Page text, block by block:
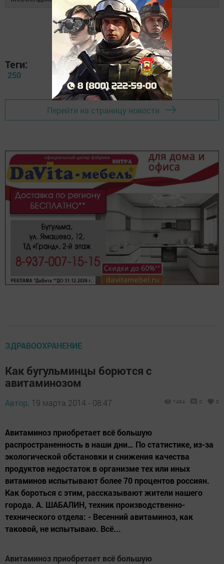
Теги:
250
Перейти на страницу новости
ЗДРАВООХРАНЕНИЕ
Как бугульминцы борются с
авитаминозом
Автор, 19 марта 2014 - 08:47 1464 0 0
Авитаминоз приобретает всё большую
распространенность в наши дни… По статистике, из-за
экологической обстановки и снижения качества
продуктов недостаток в организме тех или иных
витаминов испытывают более 70 процентов россиян.
Как бороться с этим, рассказывают жители нашего
города. А. ШАБАЛИН, техник производственно-
технического отдела: - Весенний авитаминоз, как
таковой, не испытываю. Всё...
Авитаминоз приобретает всё большую